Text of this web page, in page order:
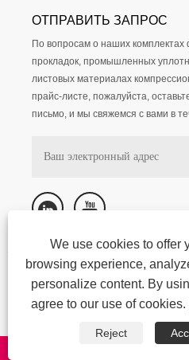
ОТПРАВИТЬ ЗАПРОС
По вопросам о наших
прокладок, промышленных
листовых материалах
прайс-листе, пожалуйста,
письмо, и мы свяжемся с вами в
Авторское право @
герметизирующие материалы
изоляционных прокладок,
прокладки, листовые
прокладок - все
RSS|
We use cookies to offer
browsing experience,
personalize content. By
agree to our use of cookies.
Reject